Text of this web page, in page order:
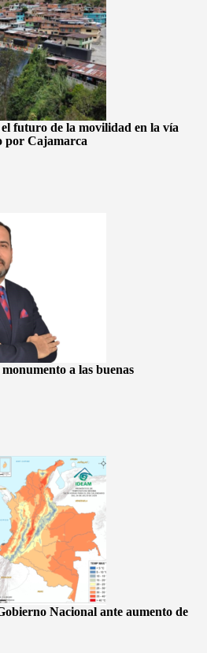
futuro de la movilidad en la vía
por Cajamarca
a las buenas
Nacional ante aumento de